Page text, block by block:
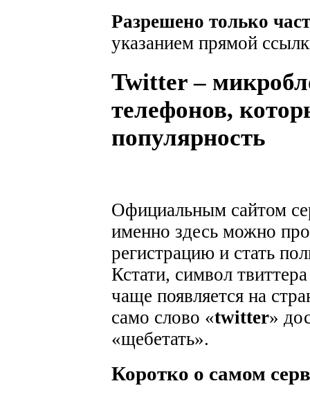
Разрешено только
указанием прямой
Twitter –
телефонов,
популярность
Официальным сайтом
именно здесь можно
регистрацию и стать
Кстати, символ
чаще появляется на
само слово «twitter»
«щебетать».
Коротко о самом